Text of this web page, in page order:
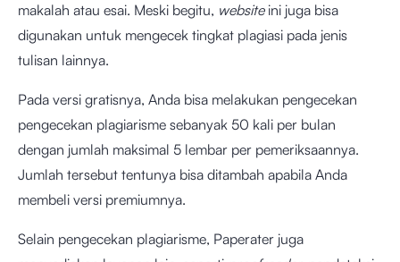
makalah atau esai. Meski begitu, website ini juga bisa
digunakan untuk mengecek tingkat plagiasi pada jenis
tulisan lainnya.
Pada versi gratisnya, Anda bisa melakukan pengecekan
pengecekan plagiarisme sebanyak 50 kali per bulan
dengan jumlah maksimal 5 lembar per pemeriksaannya.
Jumlah tersebut tentunya bisa ditambah apabila Anda
membeli versi premiumnya.
Selain pengecekan plagiarisme, Paperater juga